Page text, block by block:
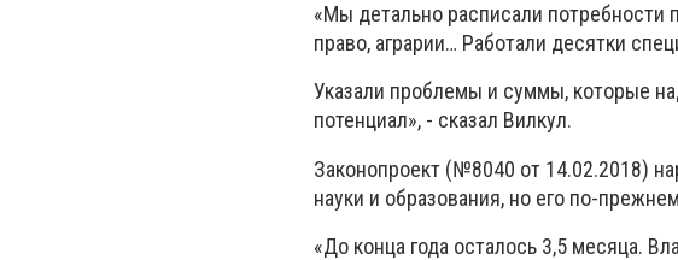
«Мы детально расписали потребности
право, аграрии… Работали десятки
Указали проблемы и суммы, которые
потенциал», - сказал Вилкул.
Законопроект (№8040 от 14.02.2018)
науки и образования, но его по-
«До конца года осталось 3,5 месяца.